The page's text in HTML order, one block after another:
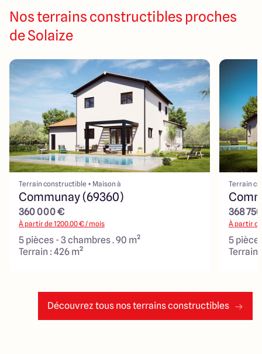
Nos terrains constructibles proches
de Solaize
Terrain constructible + Maison à
Communay (69360)
360 000 €
À partir de1200.00€ / mois
5 pièces - 3 chambres . 90 m²
Terrain : 426 m²
Terrain
368
À partir
5
Terrain
Découvrez tous nos terrains constructibles